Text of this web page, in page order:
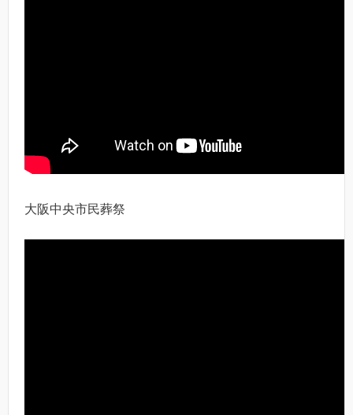
大阪中央市民葬祭